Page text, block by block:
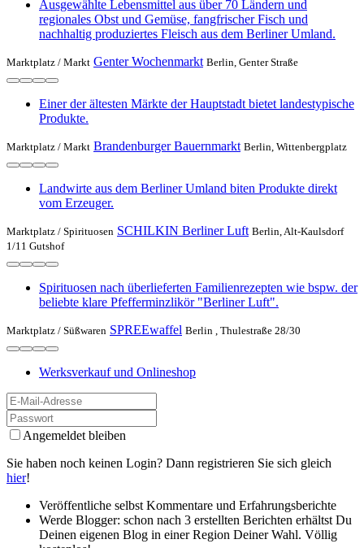
Ausgewählte Lebensmittel aus über 70 Ländern und
regionales Obst und Gemüse, fangfrischer Fisch und
nachhaltig produziertes Fleisch aus dem Berliner Umland.
Marktplatz / Markt Genter Wochenmarkt Berlin, Genter Straße
Einer der ältesten Märkte der Hauptstadt bietet landestypische
Produkte.
Marktplatz / Markt Brandenburger Bauernmarkt Berlin, Wittenbergplatz
Landwirte aus dem Berliner Umland biten Produkte direkt
vom Erzeuger.
Marktplatz / Spirituosen SCHILKIN Berliner Luft Berlin, Alt-Kaulsdorf
1/11 Gutshof
Spirituosen nach überlieferten Familienrezepten wie bspw. der
beliebte klare Pfefferminzlikör "Berliner Luft".
Marktplatz / Süßwaren SPREEwaffel Berlin , Thulestraße 28/30
Werksverkauf und Onlineshop
Angemeldet bleiben
Sie haben noch keinen Login? Dann registrieren Sie sich gleich
hier!
Veröffentliche selbst Kommentare und Erfahrungsberichte
Werde Blogger: schon nach 3 erstellten Berichten erhältst Du
Deinen eigenen Blog in einer Region Deiner Wahl. Völlig